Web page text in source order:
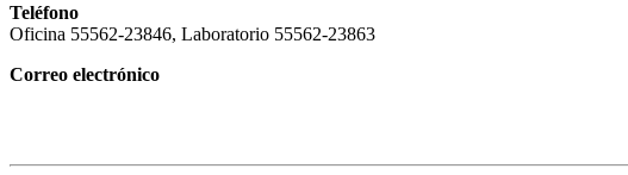
Teléfono
Oficina 55562-23846, Laboratorio 55562-23863
Correo electrónico